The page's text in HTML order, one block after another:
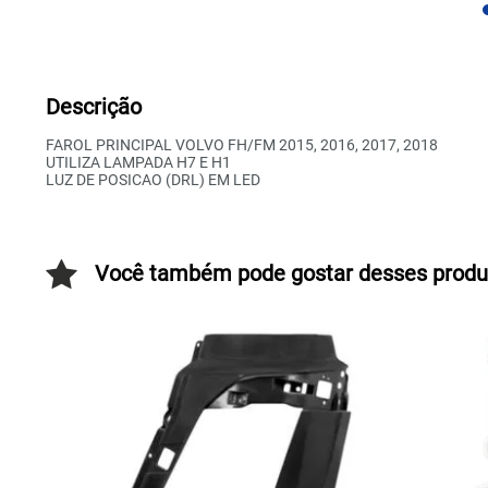
Descrição
FAROL PRINCIPAL VOLVO FH/FM 2015, 2016, 2017, 2018
UTILIZA LAMPADA H7 E H1
LUZ DE POSICAO (DRL) EM LED
Você também pode gostar desses